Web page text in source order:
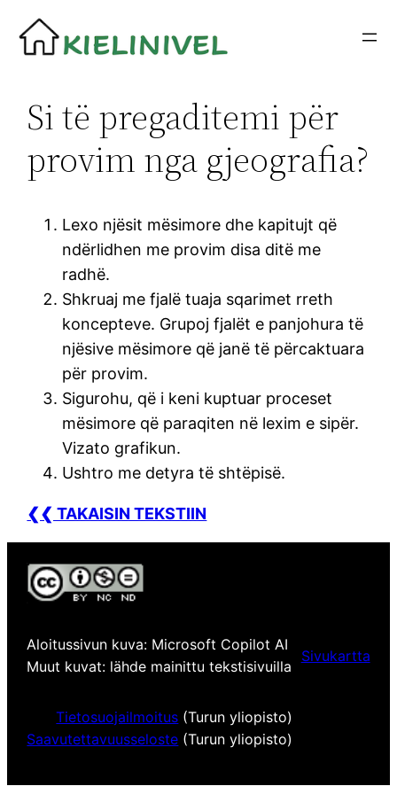
Siirry
sisältöön
Si të pregaditemi për
provim nga gjeografia?
Lexo njësit mësimore dhe kapitujt që
ndërlidhen me provim disa ditë me
radhë.
Shkruaj me fjalë tuaja sqarimet rreth
koncepteve. Grupoj fjalët e panjohura të
njësive mësimore që janë të përcaktuara
për provim.
Sigurohu, që i keni kuptuar proceset
mësimore që paraqiten në lexim e sipër.
Vizato grafikun.
Ushtro me detyra të shtëpisë.
❮❮ TAKAISIN TEKSTIIN
Aloitussivun kuva: Microsoft Copilot AI
Muut kuvat: lähde mainittu tekstisivuilla
Sivukartta
Tietosuojailmoitus (Turun yliopisto)
Saavutettavuusseloste (Turun yliopisto)